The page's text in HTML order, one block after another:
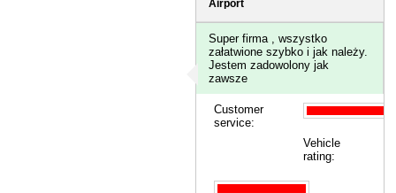
Airport
Super firma , wszystko
załatwione szybko i jak należy.
Jestem zadowolony jak
zawsze
Customer
service:
Vehicle
rating: